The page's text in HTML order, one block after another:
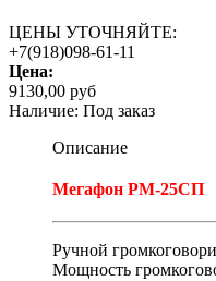
ЦЕНЫ УТОЧНЯЙТЕ:
+7(918)098-61-11
Цена:
9130,00 руб
Наличие: Под заказ
Описание
Мегафон РМ-25СП
Ручной
Мощность